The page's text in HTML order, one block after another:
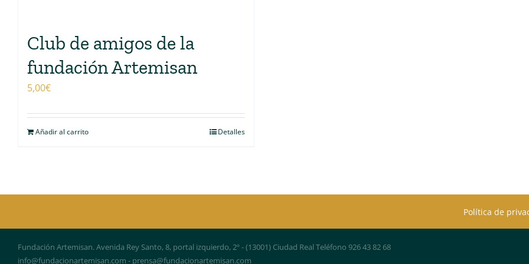
Club de amigos de la
fundación Artemisan
5,00€
Añadir al carrito Detalles
Política de
Fundación Artemisan. Avenida Rey Santo, 8, portal izquierdo, 2º - (13001) Ciudad Real Teléfono 926 43 82 68
info@fundacionartemisan.com - prensa@fundacionartemisan.com